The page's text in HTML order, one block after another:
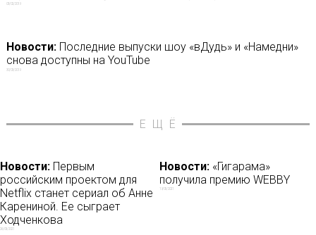
03/02/2019
Новости:Последние выпуски шоу «вДудь» и «Намедни»
снова доступны на YouTube
30/03/2019
ЕЩЁ
Новости: Первым
российским проектом для
Netflix станет сериал об Анне
Карениной. Ее сыграет
Ходченкова
26/05/2021
Новости: «Гигарама»
получила премию WEBBY
19/05/2021